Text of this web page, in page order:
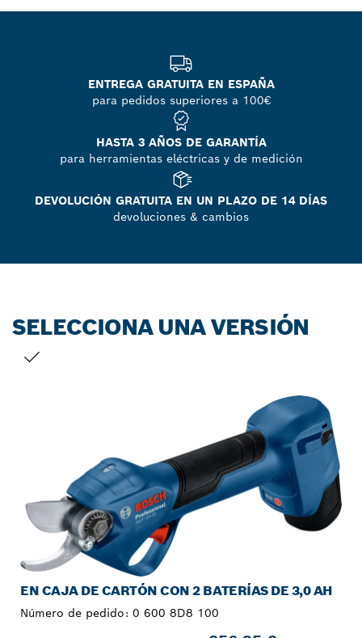
ENTREGA GRATUITA EN ESPAÑA
para pedidos superiores a 100€
HASTA 3 AÑOS DE GARANTÍA
para herramientas eléctricas y de medición
DEVOLUCIÓN GRATUITA EN UN PLAZO DE 14 DÍAS
devoluciones & cambios
SELECCIONA UNA VERSIÓN
EN CAJA DE CARTÓN CON 2 BATERÍAS DE 3,0 AH
Número de pedido: 0 600 8D8 100